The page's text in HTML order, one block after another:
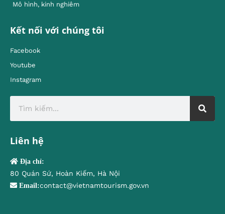
Mô hình, kinh nghiêm
Kết nối với chúng tôi
Facebook
Youtube
Instagram
Liên hệ
Địa chỉ:
80 Quán Sứ, Hoàn Kiếm, Hà Nội
Email:contact@vietnamtourism.gov.vn